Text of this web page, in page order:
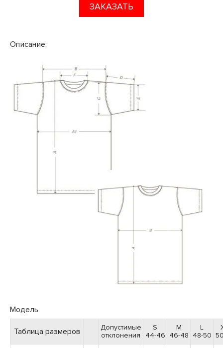
ЗАКАЗАТЬ
Описание:
Модель
Таблица размеров
Допустимые
отклонения
S
44-46
M
46-48
L
48-50